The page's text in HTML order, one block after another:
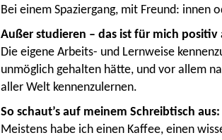
Bei einem Spaziergang, mit Freund: innen
Außer studieren – das ist für mich
Die eigene Arbeits- und Lernweise
unmöglich gehalten hätte, und vor allem
aller Welt kennenzulernen.
So schaut’s auf meinem Schreibtisch aus:
Meistens habe ich einen Kaffee, einen